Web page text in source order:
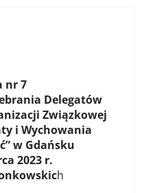
nr 7
Delegatów
Związkowej
i Wychowania
w Gdańsku
2023 r.
h